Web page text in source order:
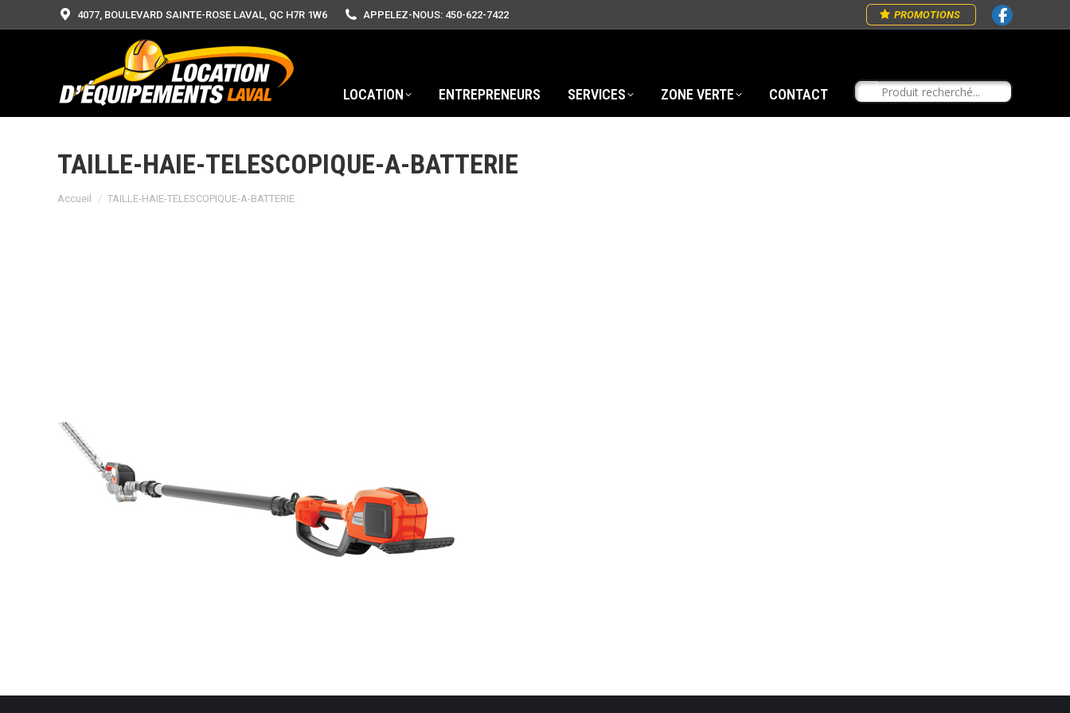
4077, BOULEVARD SAINTE-ROSE LAVAL, QC H7R 1W6 APPELEZ-NOUS: 450-622-7422 PROMOTIONS
LOCATION ENTREPRENEURS SERVICES ZONE VERTE CONTACT
TAILLE-HAIE-TELESCOPIQUE-A-BATTERIE
Vous êtes ici :
Accueil TAILLE-HAIE-TELESCOPIQUE-A-BATTERIE